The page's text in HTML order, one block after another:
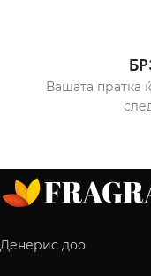
Вашата пратка
Денерис доо